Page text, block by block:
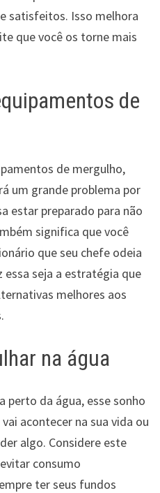
satisfeitos. Isso melhora
que você os torne mais
de
de mergulho,
um grande problema por
estar preparado para não
significa que você
que seu chefe odeia
essa seja a estratégia que
melhores aos
na água
perto da água, esse sonho
acontecer na sua vida ou
algo. Considere este
consumo
ter seus fundos